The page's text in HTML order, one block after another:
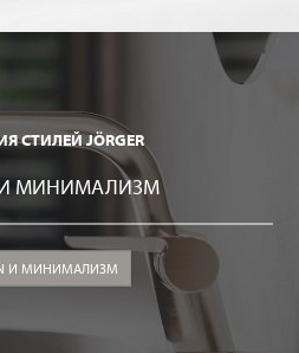
СТИЛЕЙ JÖRGER
И МИНИМАЛИЗМ
И МИНИМАЛИЗМ